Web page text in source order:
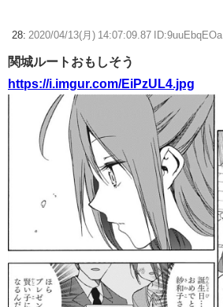
28: 2020/04/13(月) 14:07:09.87 ID:9uuEbqEOa
関城ルートおもしそう
https://i.imgur.com/EiPzUL4.jpg